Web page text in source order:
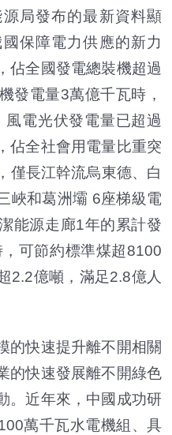
局發布的最新資料顯
保障電力供應的新力
佔全國發電總裝機超過
發電量3萬億千瓦時，
電光伏發電量已超過
佔全社會用電量比重突
僅長江幹流烏東德、白
峽和葛洲壩 6座梯級電
能源走廊1年的累計發
可節約標準煤超8100
2.2億噸，滿足2.8億人
快速提升離不開相關
的快速發展離不開綠色
。近年來，中國成功研
萬千瓦水電機組、具